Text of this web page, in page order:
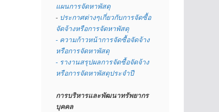
แผนการจัดหาพัสดุ
- ประกาศต่างๆเกี่ยวกับการจัดซื้อ
จัดจ้างหรือการจัดหาพัสดุ
- ความก้าวหน้าการจัดซื้อจัดจ้าง
หรือการจัดหาพัสดุ
- รางานสรุปผลการจัดซื้อจัดจ้าง
หรือการจัดหาพัสดุประจำปี
การบริหารและพัฒนาทรัพยากร
บุคคล